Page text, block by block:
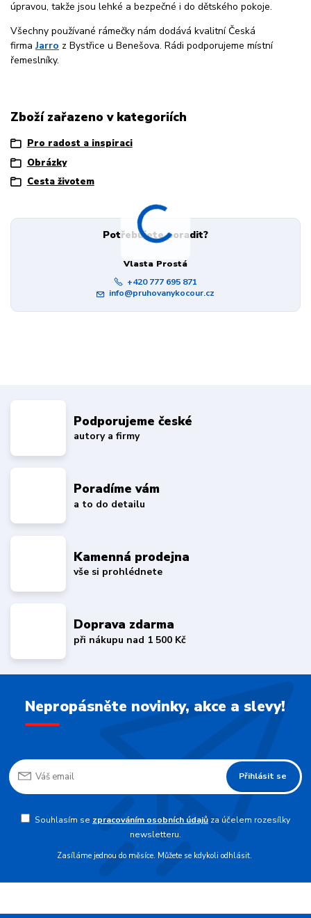
úpravou, takže jsou lehké a bezpečné i do dětského pokoje.
Všechny používané rámečky nám dodává kvalitní Česká
firmaJarro z Bystřice u Benešova. Rádi podporujeme místní
řemeslníky.
Zboží zařazeno v kategoriích
Pro radost a inspiraci
Obrázky
Cesta životem
Potřebujete poradit?
Vlasta Prostá
+420 777 695 871
info@pruhovanykocour.cz
Podporujeme české
autory a firmy
Poradíme vám
a to do detailu
Kamenná prodejna
vše si prohlédnete
Doprava zdarma
při nákupu nad 1 500 Kč
Nepropásněte novinky, akce a slevy!
Přihlásit se
Souhlasím se zpracováním osobních údajůza účelem rozesílky
newsletteru.
Zasíláme jednou do měsíce. Můžete se kdykoli odhlásit.